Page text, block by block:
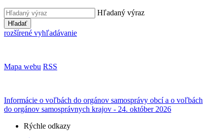
Hľadaný výraz
Hľadať
rozšírené vyhľadávanie
Mapa webu RSS
Informácie o voľbách do orgánov samosprávy obcí a o voľbách
do orgánov samosprávnych krajov - 24. október 2026
Rýchle odkazy